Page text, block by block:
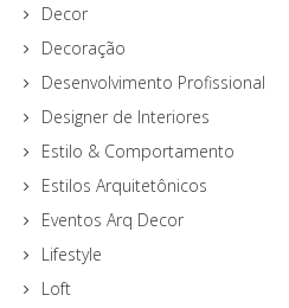
Decor
Decoração
Desenvolvimento Profissional
Designer de Interiores
Estilo & Comportamento
Estilos Arquitetônicos
Eventos Arq Decor
Lifestyle
Loft